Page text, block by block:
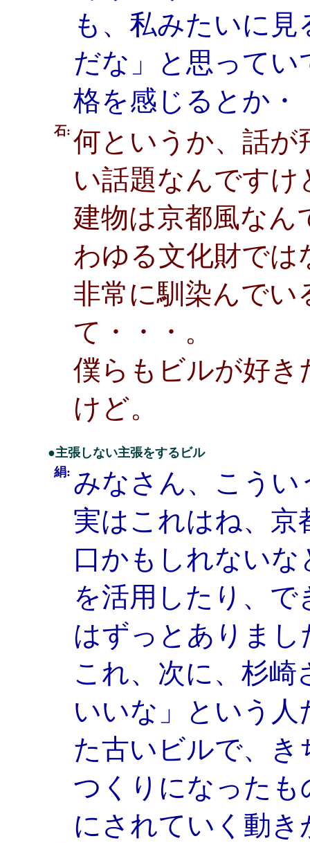
も、私みたいに
だな」と思って
格を感じるとか・
石: 何というか、話が
い話題なんです
建物は京都風な
わゆる文化財で
非常に馴染んで
て・・・。
僕らもビルが好
けど。
●主張しない主張をするビル
絹: みなさん、こう
実はこれはね、
口かもしれない
を活用したり、
はずっとありまし
これ、次に、杉
いいな」という
た古いビルで、
つくりになった
にされていく動